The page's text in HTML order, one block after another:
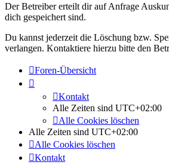
Der Betreiber erteilt dir auf Anfrage
dich gespeichert sind.
Du kannst jederzeit die Löschung bzw.
verlangen. Kontaktiere hierzu bitte den
Foren-Übersicht
Kontakt
Alle Zeiten sind UTC+02:00
Alle Cookies löschen
Alle Zeiten sind UTC+02:00
Alle Cookies löschen
Kontakt